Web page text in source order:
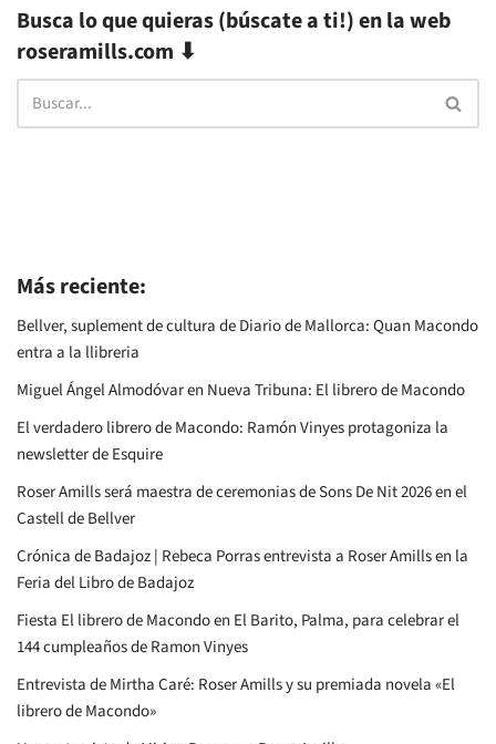
Busca lo que quieras (búscate a ti!) en la web
roseramills.com ⬇
Más reciente:
Bellver, suplement de cultura de Diario de Mallorca: Quan Macondo
entra a la llibreria
Miguel Ángel Almodóvar en Nueva Tribuna: El librero de Macondo
El verdadero librero de Macondo: Ramón Vinyes protagoniza la
newsletter de Esquire
Roser Amills será maestra de ceremonias de Sons De Nit 2026 en el
Castell de Bellver
Crónica de Badajoz | Rebeca Porras entrevista a Roser Amills en la
Feria del Libro de Badajoz
Fiesta El librero de Macondo en El Barito, Palma, para celebrar el
144 cumpleaños de Ramon Vinyes
Entrevista de Mirtha Caré: Roser Amills y su premiada novela «El
librero de Macondo»